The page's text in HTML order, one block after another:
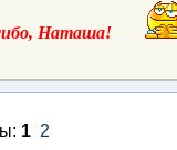
Наташа!
1 2